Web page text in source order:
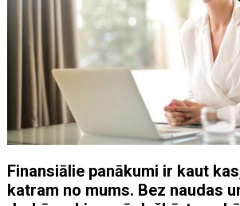
Finansiālie panākumi ir kaut
katram no mums. Bez naudas